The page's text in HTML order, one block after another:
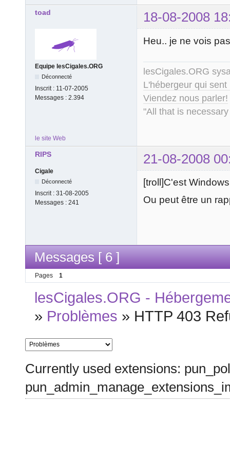
toad 18-08-2008
Equipe lesCigales.ORG
Déconnecté
Inscrit : 11-07-2005
Messages : 2.394
Heu.. je ne vois
lesCigales.ORG
L'hébergeur qui
Viendez nous parler!
"All that is
le site Web
RIPS 21-08-2008
Cigale
Déconnecté
Inscrit : 31-08-2005
Messages : 241
[troll]C'est
Ou peut être un
Messages [ 6 ]
Pages 1
lesCigales.ORG -
» Problèmes » HTTP 403
Currently used extensions: